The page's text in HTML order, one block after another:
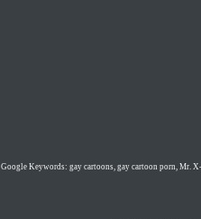
Google Keywords: gay cartoons, gay cartoon porn, Mr.